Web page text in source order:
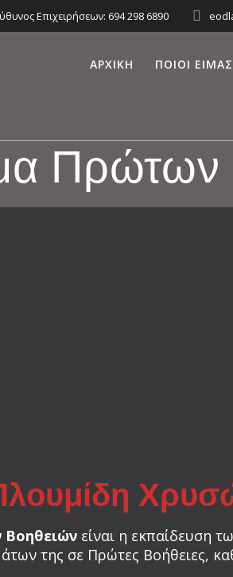
Επιχειρήσεων: 694 298 6890
ΑΡΧΙΚΉ ΠΟΙΟΙ
Πρώτων
είναι η εκπαίδευση
της σε Πρώτες Βοήθειες,